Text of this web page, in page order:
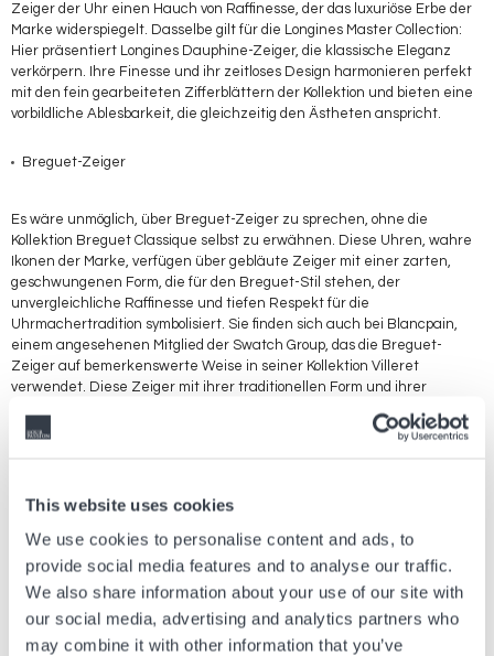
This website uses cookies
We use cookies to personalise content and ads, to
provide social media features and to analyse our traffic.
We also share information about your use of our site with
our social media, advertising and analytics partners who
may combine it with other information that you’ve
Zeiger der Uhr einen Hauch von Raffinesse, der das luxuriöse Erbe der
Marke widerspiegelt. Dasselbe gilt für die Longines Master Collection:
Hier präsentiert Longines Dauphine-Zeiger, die klassische Eleganz
verkörpern. Ihre Finesse und ihr zeitloses Design harmonieren perfekt
mit den fein gearbeiteten Zifferblättern der Kollektion und bieten eine
vorbildliche Ablesbarkeit, die gleichzeitig den Ästheten anspricht.
Breguet-Zeiger
Es wäre unmöglich, über Breguet-Zeiger zu sprechen, ohne die
Kollektion Breguet Classique selbst zu erwähnen. Diese Uhren, wahre
Ikonen der Marke, verfügen über gebläute Zeiger mit einer zarten,
geschwungenen Form, die für den Breguet-Stil stehen, der
unvergleichliche Raffinesse und tiefen Respekt für die
Uhrmachertradition symbolisiert. Sie finden sich auch bei Blancpain,
einem angesehenen Mitglied der Swatch Group, das die Breguet-
Zeiger auf bemerkenswerte Weise in seiner Kollektion Villeret
verwendet. Diese Zeiger mit ihrer traditionellen Form und ihrer
und uhrmacherische Raffinesse, das zeitlose Ästhetik und
Stick Hands
Die Kollektion Le Locle von Tissot zelebriert mit ihren Stabzeigern
Schlichtheit und Modernität. Diese bemerkenswert feinen Zeiger
unterstreichen das Engagement von Tissot für die Verbindung von
Funktionalität und moderner Ästhetik und machen jeden Moment mit
müheloser Klarheit und Eleganz lesbar. Die gleichen Zeiger zieren die